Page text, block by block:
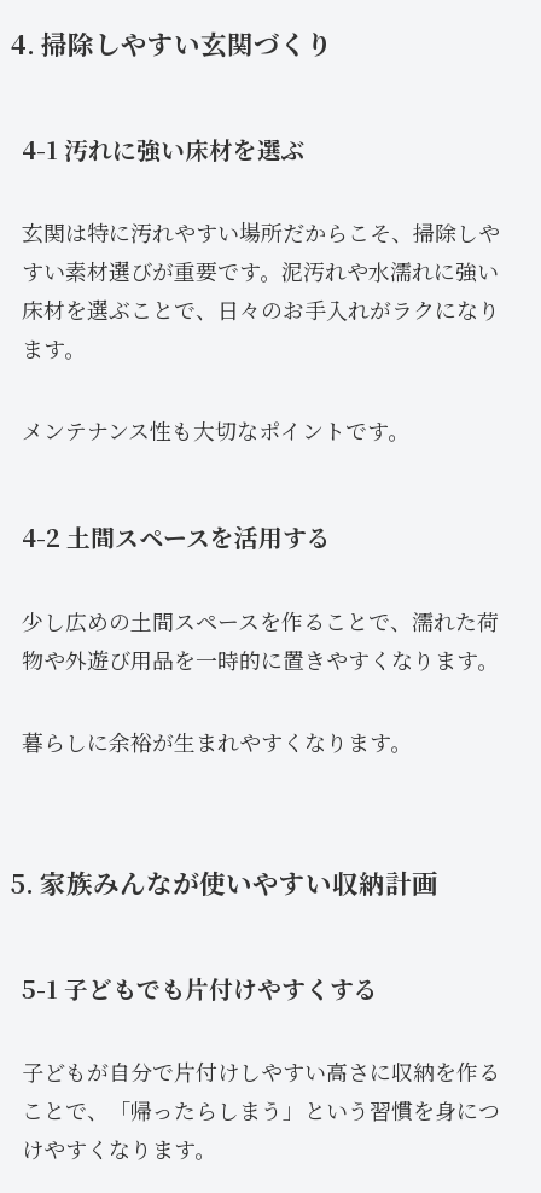
4. 掃除しやすい玄関づくり
4-1 汚れに強い床材を選ぶ
玄関は特に汚れやすい場所だからこそ、掃除しや
すい素材選びが重要です。泥汚れや水濡れに強い
床材を選ぶことで、日々のお手入れがラクになり
ます。
メンテナンス性も大切なポイントです。
4-2 土間スペースを活用する
少し広めの土間スペースを作ることで、濡れた荷
物や外遊び用品を一時的に置きやすくなります。
暮らしに余裕が生まれやすくなります。
5. 家族みんなが使いやすい収納計画
5-1 子どもでも片付けやすくする
子どもが自分で片付けしやすい高さに収納を作る
ことで、「帰ったらしまう」という習慣を身につ
けやすくなります。